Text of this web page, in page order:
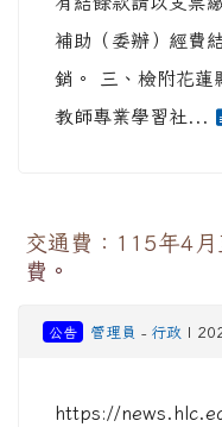
補助（委辦）經費
銷。 三、檢附花
教師專業學習社...
交通費：115年4
費。
公告 管理員 - 行政 |
https://